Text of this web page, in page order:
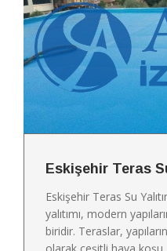
Eskişehir Teras
Eskişehir Teras Su
yalıtımı, modern
biridir. Teraslar,